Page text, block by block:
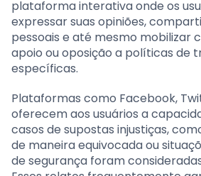
plataforma interativa onde os
expressar suas opiniões,
pessoais e até mesmo mobilizar
apoio ou oposição a políticas de
específicas.
Plataformas como Facebook,
oferecem aos usuários a
casos de supostas injustiças,
de maneira equivocada ou
de segurança foram